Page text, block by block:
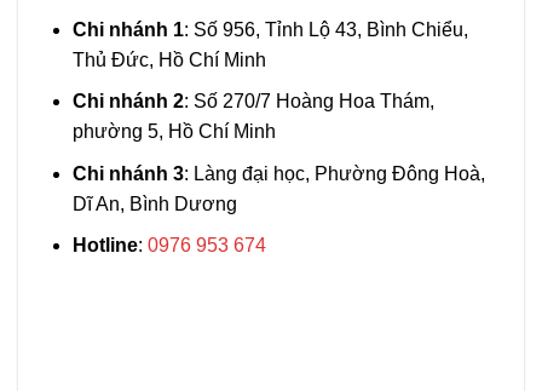
Chi nhánh 1: Số 956, Tỉnh Lộ 43, Bình Chiểu,
Thủ Đức, Hồ Chí Minh
Chi nhánh 2: Số 270/7 Hoàng Hoa Thám,
phường 5, Hồ Chí Minh
Chi nhánh 3: Làng đại học, Phường Đông Hoà,
Dĩ An, Bình Dương
Hotline: 0976 953 674